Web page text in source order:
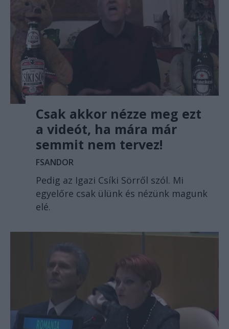
Csak akkor nézze meg ezt
a videót, ha mára már
semmit nem tervez!
FSANDOR
Pedig az Igazi Csíki Sörről szól. Mi
egyelőre csak ülünk és nézünk magunk
elé.